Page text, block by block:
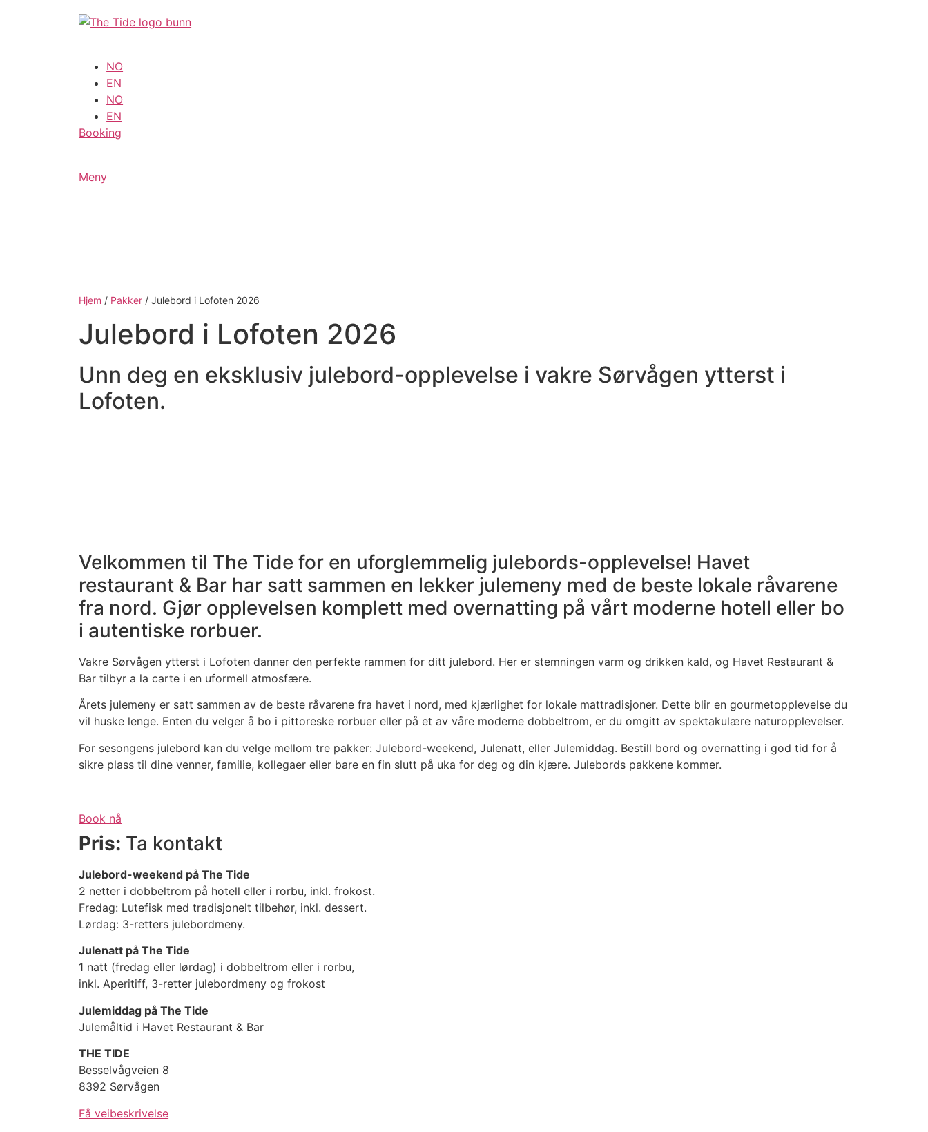
NO
EN
NO
EN
Booking
Meny
Hjem / Pakker /Julebord i Lofoten 2026
Julebord i Lofoten 2026
Unn deg en eksklusiv julebord-opplevelse i vakre Sørvågen ytterst i
Lofoten.
Velkommen til The Tide for en uforglemmelig julebords-opplevelse! Havet
restaurant & Bar har satt sammen en lekker julemeny med de beste lokale råvarene
fra nord. Gjør opplevelsen komplett med overnatting på vårt moderne hotell eller bo
i autentiske rorbuer.
Vakre Sørvågen ytterst i Lofoten danner den perfekte rammen for ditt julebord. Her er stemningen varm og drikken kald, og Havet Restaurant &
Bar tilbyr a la carte i en uformell atmosfære.
Årets julemeny er satt sammen av de beste råvarene fra havet i nord, med kjærlighet for lokale mattradisjoner. Dette blir en gourmetopplevelse du
vil huske lenge. Enten du velger å bo i pittoreske rorbuer eller på et av våre moderne dobbeltrom, er du omgitt av spektakulære naturopplevelser.
For sesongens julebord kan du velge mellom tre pakker: Julebord-weekend, Julenatt, eller Julemiddag. Bestill bord og overnatting i god tid for å
sikre plass til dine venner, familie, kollegaer eller bare en fin slutt på uka for deg og din kjære. Julebords pakkene kommer.
Book nå
Pris: Ta kontakt
Julebord-weekend på The Tide
2 netter i dobbeltrom på hotell eller i rorbu, inkl. frokost.
Fredag: Lutefisk med tradisjonelt tilbehør, inkl. dessert.
Lørdag: 3-retters julebordmeny.
Julenatt på The Tide
1 natt (fredag eller lørdag) i dobbeltrom eller i rorbu,
inkl. Aperitiff, 3-retter julebordmeny og frokost
Julemiddag på The Tide
Julemåltid i Havet Restaurant & Bar
THE TIDE
Besselvågveien 8
8392 Sørvågen
Få veibeskrivelse